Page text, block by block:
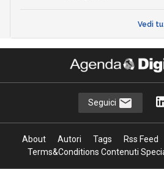
Vedi
Seguici
About Autori Tags Rss Feed
Terms&Conditions Contenuti